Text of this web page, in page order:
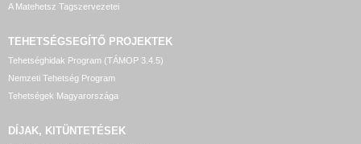
A Matehetsz Tagszervezetei
TEHETSÉGSEGÍTŐ PROJEKTEK
Tehetséghidak Program (TÁMOP 3.4.5)
Nemzeti Tehetség Program
Tehetségek Magyarországa
DÍJAK, KITÜNTETÉSEK